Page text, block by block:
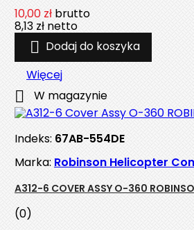
10,00 zł brutto
8,13 zł netto
 Dodaj do koszyka
Więcej
 W magazynie
Indeks: 67AB-554DE
Marka: Robinson Helicopter
A312-6 COVER ASSY O-360
(0)